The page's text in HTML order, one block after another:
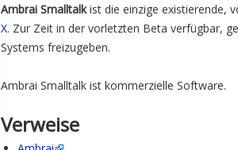
Ambrai Smalltalkist die einzige existierende,
X. Zur Zeit in der vorletzten Beta verfügbar,
Systems freizugeben.
Ambrai Smalltalk ist kommerzielle Software.
Verweise